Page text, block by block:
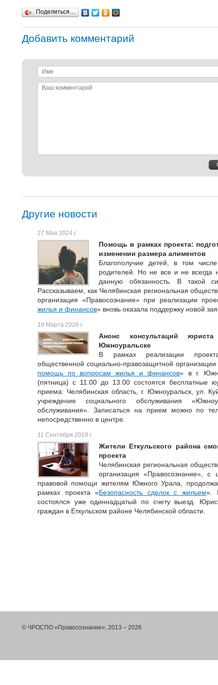
Поделиться…
Добавить комментарий
Имя
Ваш
Другие новости
27 Мая 2024 г.
Помощь в рамках проекта:
изменении размера алиментов
Благополучие детей, в том
родителей. Но не все и не
данную обязанность. В такой
Рассказываем, как Челябинская региональная
организация «Правосознание» при реализации
жилья и финансов» вновь оказала поддержку новой
18 Марта 2026 г.
Анонс консультаций
Южноуральске
В рамках реализации
общественной социально-правозащитной
помощь по вопросам жилья и финансов» в г.
(пятница) с 11.00 до 13.00 состоятся бесплатные
приема: Челябинская область, г. Южноуральск, ул.
учреждение социального обслуживания
обслуживания». Записаться на прием можно по
непосредственно в центре.
11 Сентября 2019 г.
Жители Еткульского района
проекта
Челябинская региональная
организация «Правосознание», с
правовой помощи жителям Южного Урала,
рамках проекта «Безопасность сделок с жильем».
состоялся уже одиннадцатый по счету выезд.
граждан в Еткульском районе Челябинской области.
© ЧРОСПО «Правосознание», 2013 – 2026